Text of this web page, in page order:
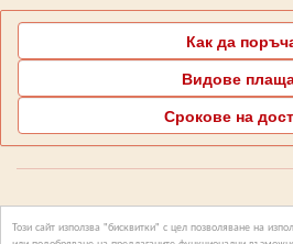
Този сайт използва "бисквитки" с цел позволяване на
Как да
Видове
Срокове на
Поддръжка